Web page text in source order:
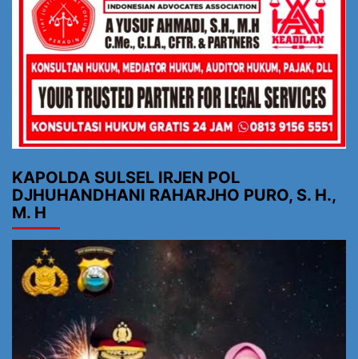
KAPOLDA SULSEL IRJEN POL
DJHUHANDHANI RAHARJHO PURO, S. H.,
M. H